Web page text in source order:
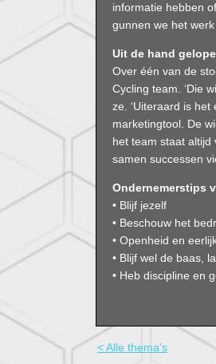
informatie hebben
gunnen we het
Uit de hand
Over één van de
Cycling team. ‘Die
ze. ‘Uiteraard is
marketingtool. De
het team staat altijd
samen successen
Ondernemerstips
• Blijf jezelf
• Beschouw het
• Openheid en
• Blijf wel de baas,
• Heb discipline en
< Alle thema's